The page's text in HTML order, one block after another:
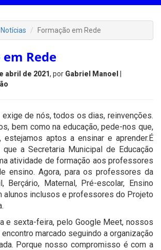
Notícias Formação em Rede
Rede
abril de 2021, por Gabriel Manoel
exige de nós, todos os dias, reinvenções.
bem como na educação, pede-nos que,
estejamos aptos a ensinar e aprender.É
a Secretaria Municipal de Educação
atividade de formação aos professores
ensino. Agora, para os professores da
Berçário, Maternal, Pré-escolar, Ensino
alunos inclusos e professores do Projeto
e sexta-feira, pelo Google Meet, nossos
marcado seguindo a organização
Porque nosso compromisso é com a